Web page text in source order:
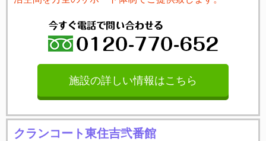
施設の詳しい情報はこちら
クランコート東住吉弐番館